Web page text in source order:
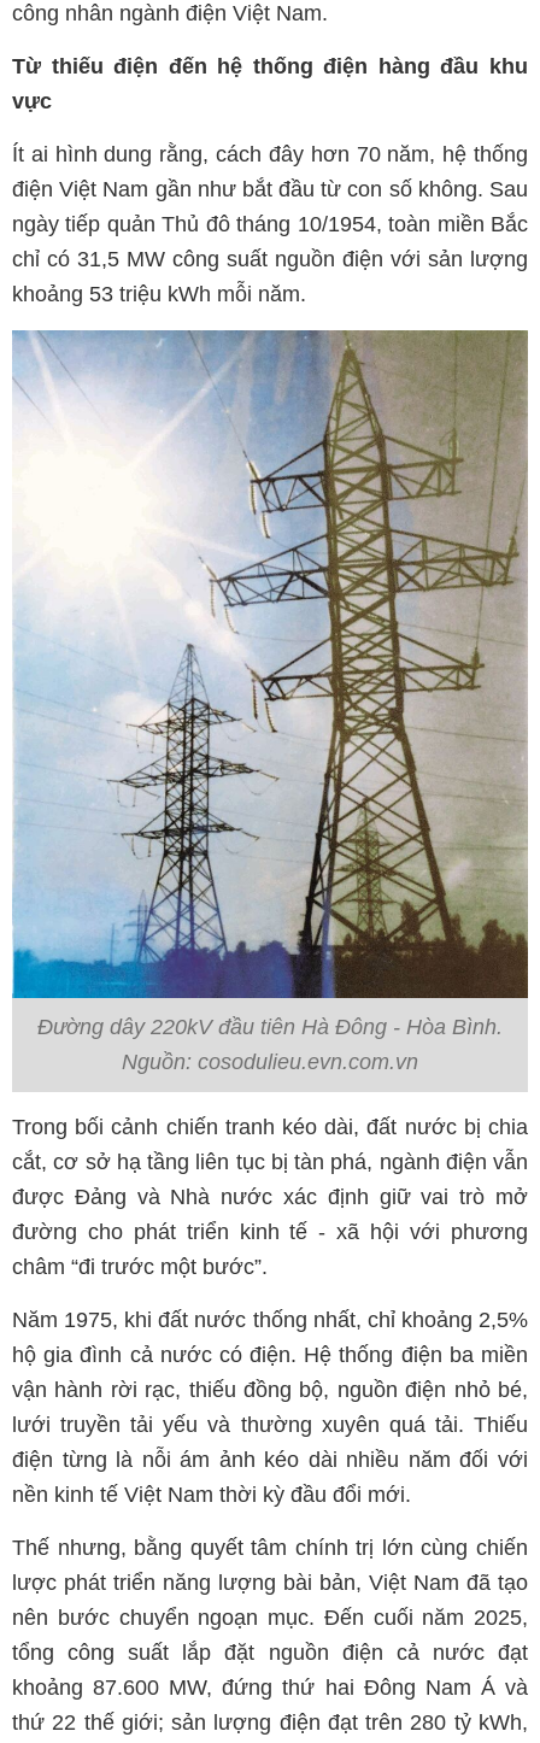
công nhân ngành điện Việt Nam.
Từ thiếu điện đến hệ thống điện hàng đầu khu
vực
Ít ai hình dung rằng, cách đây hơn 70 năm, hệ thống
điện Việt Nam gần như bắt đầu từ con số không. Sau
ngày tiếp quản Thủ đô tháng 10/1954, toàn miền Bắc
chỉ có 31,5 MW công suất nguồn điện với sản lượng
khoảng 53 triệu kWh mỗi năm.
Đường dây 220kV đầu tiên Hà Đông - Hòa Bình.
Nguồn: cosodulieu.evn.com.vn
Trong bối cảnh chiến tranh kéo dài, đất nước bị chia
cắt, cơ sở hạ tầng liên tục bị tàn phá, ngành điện vẫn
được Đảng và Nhà nước xác định giữ vai trò mở
đường cho phát triển kinh tế - xã hội với phương
châm “đi trước một bước”.
Năm 1975, khi đất nước thống nhất, chỉ khoảng 2,5%
hộ gia đình cả nước có điện. Hệ thống điện ba miền
vận hành rời rạc, thiếu đồng bộ, nguồn điện nhỏ bé,
lưới truyền tải yếu và thường xuyên quá tải. Thiếu
điện từng là nỗi ám ảnh kéo dài nhiều năm đối với
nền kinh tế Việt Nam thời kỳ đầu đổi mới.
Thế nhưng, bằng quyết tâm chính trị lớn cùng chiến
lược phát triển năng lượng bài bản, Việt Nam đã tạo
nên bước chuyển ngoạn mục. Đến cuối năm 2025,
tổng công suất lắp đặt nguồn điện cả nước đạt
khoảng 87.600 MW, đứng thứ hai Đông Nam Á và
thứ 22 thế giới; sản lượng điện đạt trên 280 tỷ kWh,